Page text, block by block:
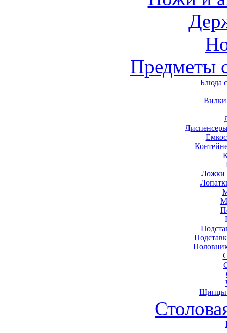
Предметы
Блюда
Ложки
Щипцы